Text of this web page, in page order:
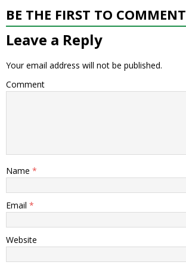
BE THE FIRST TO COMMENT
Leave a Reply
Your email address will not be published.
Comment
Name *
Email *
Website